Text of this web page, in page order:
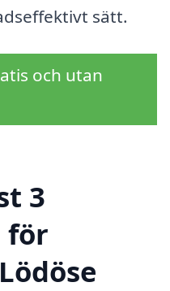
sätt.
och utan
3
för